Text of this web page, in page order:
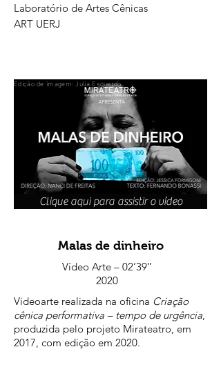
Laboratório de Artes Cênicas
ART UERJ
Edição de imagem: Julia Esquerdo
Malas de dinheiro
Vídeo Arte – 02’39’’
2020
Videoarte realizada na oficina Criação
cênica performativa – tempo de urgência,
produzida pelo projeto Mirateatro, em
2017, com edição em 2020.
Clique aqui para assistir o vídeo